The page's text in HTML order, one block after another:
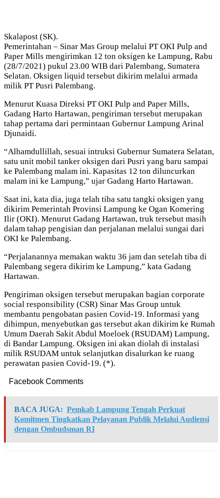
Skalapost (SK).
Pemerintahan – Sinar Mas Group melalui PT OKI Pulp and
Paper Mills mengirimkan 12 ton oksigen ke Lampung, Rabu
(28/7/2021) pukul 23.00 WIB dari Palembang, Sumatera
Selatan. Oksigen liquid tersebut dikirim melalui armada
milik PT Pusri Palembang.
Menurut Kuasa Direksi PT OKI Pulp and Paper Mills,
Gadang Harto Hartawan, pengiriman tersebut merupakan
tahap pertama dari permintaan Gubernur Lampung Arinal
Djunaidi.
“Alhamdullillah, sesuai intruksi Gubernur Sumatera Selatan,
satu unit mobil tanker oksigen dari Pusri yang baru sampai
ke Palembang malam ini. Kapasitas 12 ton diluncurkan
malam ini ke Lampung,” ujar Gadang Harto Hartawan.
Saat ini, kata dia, juga telah tiba satu tangki oksigen yang
dikirim Pemerintah Provinsi Lampung ke Ogan Komering
Ilir (OKI). Menurut Gadang Hartawan, truk tersebut masih
dalam tahap pengisian dan perjalanan melalui sungai dari
OKI ke Palembang.
“Perjalanannya memakan waktu 36 jam dan setelah tiba di
Palembang segera dikirim ke Lampung,” kata Gadang
Hartawan.
Pengiriman oksigen tersebut merupakan bagian corporate
social responsibility (CSR) Sinar Mas Group untuk
membantu pengobatan pasien Covid-19. Informasi yang
dihimpun, menyebutkan gas tersebut akan dikirim ke Rumah
Umum Daerah Sakit Abdul Moeloek (RSUDAM) Lampung,
di Bandar Lampung. Oksigen ini akan diolah di instalasi
milik RSUDAM untuk selanjutkan disalurkan ke ruang
perawatan pasien Covid-19. (*).
Facebook Comments
BACA JUGA: Pemkab Lampung Tengah Perkuat
Komitmen Tingkatkan Pelayanan Publik Melalui Audiensi
dengan Ombudsman RI